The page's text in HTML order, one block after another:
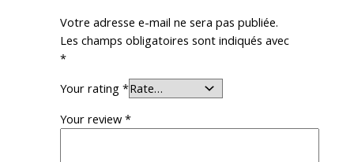
Votre adresse e-mail ne sera pas publiée.
Les champs obligatoires sont indiqués avec
*
Your rating*
Your review*